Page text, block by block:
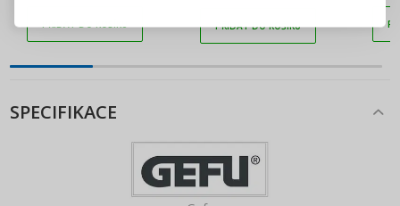
PŘIDAT DO KOŠÍKU PŘIDAT DO KOŠÍKU
SPECIFIKACE
Připomenutí hesla